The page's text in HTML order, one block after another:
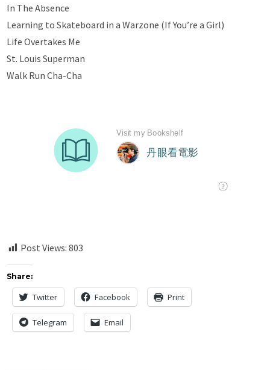
In The Absence
Learning to Skateboard in a Warzone (If You’re a Girl)
Life Overtakes Me
St. Louis Superman
Walk Run Cha-Cha
Post Views: 803
Share:
Twitter Facebook Print
Telegram Email